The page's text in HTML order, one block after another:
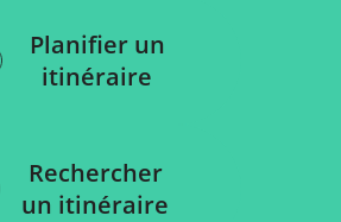
Planifier un
itinéraire
Rechercher
un itinéraire